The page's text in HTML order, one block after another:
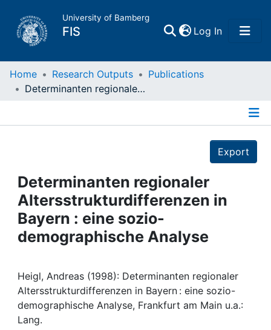
University of Bamberg
FIS Log In(current)
Home
Projects
People
Institutions
Awards
My FIS
Home Research Outputs
Publications
Determinanten regionaler Altersstrukturdifferenzen in Bayern : eine sozio-demographische Analyse
Export
Determinanten regionaler
Altersstrukturdifferenzen in
Bayern : eine sozio-
demographische Analyse
Heigl, Andreas (1998): Determinanten regionaler
Altersstrukturdifferenzen in Bayern : eine sozio-
demographische Analyse, Frankfurt am Main u.a.:
Lang.